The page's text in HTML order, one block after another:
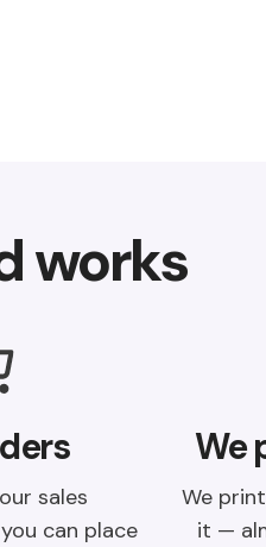
works
sales
can place
We
We
it —